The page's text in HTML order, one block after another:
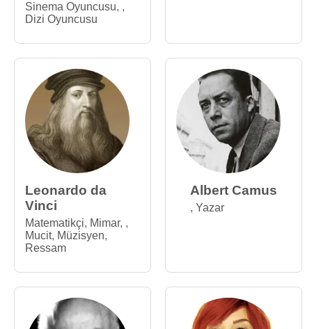
Sinema Oyuncusu, ,
Dizi Oyuncusu
Leonardo da
Vinci
Matematikçi, Mimar, ,
Mucit, Müzisyen,
Ressam
Albert Camus
, Yazar